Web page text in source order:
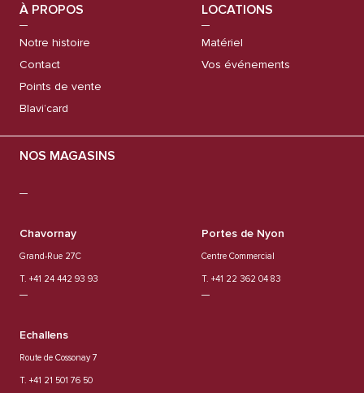
À PROPOS
Notre histoire
Contact
Points de vente
Blavi’card
LOCATIONS
Matériel
Vos événements
NOS MAGASINS
Chavornay
Grand-Rue 27C
T. +41 24 442 93 93
Portes de Nyon
Centre Commercial
T. +41 22 362 04 83
Echallens
Route de Cossonay 7
T. +41 21 501 76 50